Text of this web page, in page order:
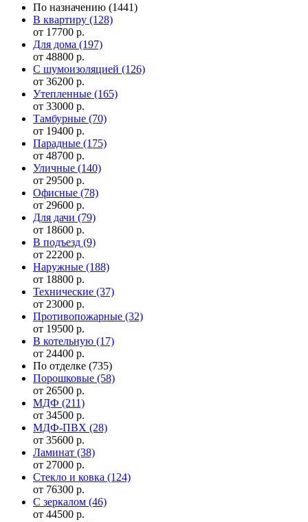
По назначению (1441)
В квартиру (128)
от 17700 р.
Для дома (197)
от 48800 р.
С шумоизоляцией (126)
от 36200 р.
Утепленные (165)
от 33000 р.
Тамбурные (70)
от 19400 р.
Парадные (175)
от 48700 р.
Уличные (140)
от 29500 р.
Офисные (78)
от 29600 р.
Для дачи (79)
от 18600 р.
В подъезд (9)
от 22200 р.
Наружные (188)
от 18800 р.
Технические (37)
от 23000 р.
Противопожарные (32)
от 19500 р.
В котельную (17)
от 24400 р.
По отделке (735)
Порошковые (58)
от 26500 р.
МДФ (211)
от 34500 р.
МДФ-ПВХ (28)
от 35600 р.
Ламинат (38)
от 27000 р.
Стекло и ковка (124)
от 76300 р.
С зеркалом (46)
от 44500 р.